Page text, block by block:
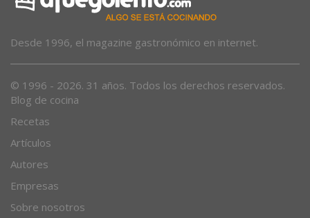
Desde 1996, el magazine gastronómico en internet.
© 1996 - 2026. 31 años. Todos los derechos reservados.
Blog de cocina
Recetas
Artículos
Autores
Empresas
Sobre nosotros